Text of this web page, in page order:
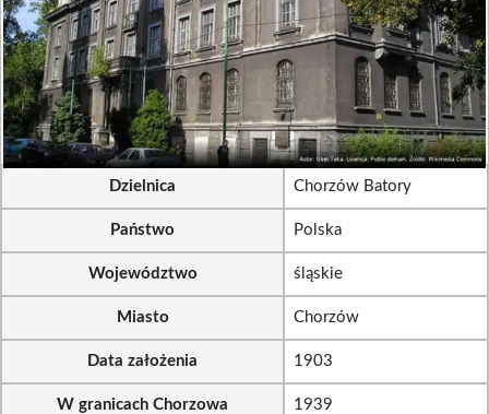
Dzielnica Chorzów Batory
Państwo Polska
Województwo śląskie
Miasto Chorzów
Data założenia 1903
W granicach Chorzowa 1939